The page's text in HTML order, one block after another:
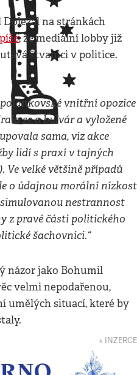
na stránkách
, že mediální lobby již
štvanici v politice.
vnitřní opozice
se o bulvár a vyložené
sama, viz akce
lidí s praxí v tajných
Ve velké většině případů
o údajnou morální nízkost
nestrannost
z pravé části politického
šachovnici.“
názor jako Bohumil
velmi nepodařenou,
umělých situací, které by
↓ INZERCE